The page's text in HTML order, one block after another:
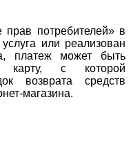
потребителей» в
или реализован
платеж может быть
карту, с которой
возврата средств
магазина.